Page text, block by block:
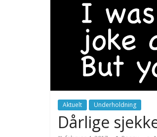
Aktuelt Underholdning
Dårlige